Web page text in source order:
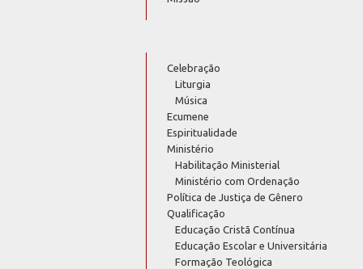
Celebração
Liturgia
Música
Ecumene
Espiritualidade
Ministério
Habilitação Ministerial
Ministério com Ordenação
Política de Justiça de Gênero
Qualificação
Educação Cristã Contínua
Educação Escolar e Universitária
Formação Teológica